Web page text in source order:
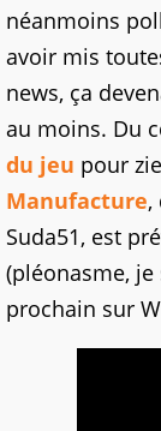
néanmoins
avoir mis
news, ça
au moins. Du
du jeu pour
Manufacture,
Suda51, est
(pléonasme,
prochain sur